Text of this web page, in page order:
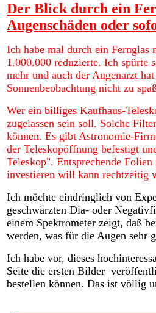
Der Blick durch ein
Augenschäden oder
Ich habe mal durch ein Fernglas
1.000.000 reduzierte. Ich spürte
mehr und auch der Augenarzt
Sonnenbeobachtung nicht zu
Wer ein billiges Kaufhaus-
zugelassen sein soll. Solche
können. Es gibt Astronomie-
der Teleskopöffnung befestigt
Teleskop". Entsprechende
investieren will kann rechtzeitig
Ich möchte eindringlich von
geschwärzten Dia- oder
einem Spektrometer zeigt, daß
werden, was für die Augen sehr
Ich habe vor, dieses
Seite die ersten Bilder
bestellen können. Das ist völlig